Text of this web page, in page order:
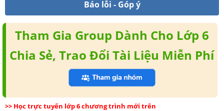
Báo lỗi - Góp ý
Tham Gia Group Dành Cho Lớp 6
Chia Sẻ, Trao Đổi Tài Liệu Miễn Phí
>> Học trực tuyến lớp 6 chương trình mới trên